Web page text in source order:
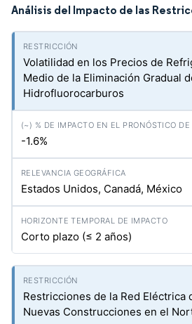
Análisis del Impacto de las
Volatilidad en los Precios de
Medio de la Eliminación Gradual
Hidrofluorocarburos
-1.6%
Estados Unidos, Canadá, México
Corto plazo (≤ 2 años)
Restricciones de la Red Eléctrica
Nuevas Construcciones en el